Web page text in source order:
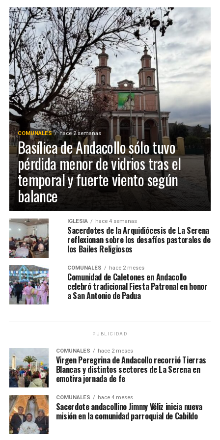
COMUNALES hace 2 semanas
Basílica de Andacollo sólo tuvo
pérdida menor de vidrios tras el
temporal y fuerte viento según
balance
IGLESIA hace 4 semanas
Sacerdotes de la Arquidiócesis de La Serena
reflexionan sobre los desafíos pastorales de
los Bailes Religiosos
COMUNALES hace 2 meses
Comunidad de Caletones en Andacollo
celebró tradicional Fiesta Patronal en honor
a San Antonio de Padua
PUBLICIDAD
COMUNALES hace 2 meses
Virgen Peregrina de Andacollo recorrió Tierras
Blancas y distintos sectores de La Serena en
emotiva jornada de fe
COMUNALES hace 4 meses
Sacerdote andacollino Jimmy Véliz inicia nueva
misión en la comunidad parroquial de Cabildo